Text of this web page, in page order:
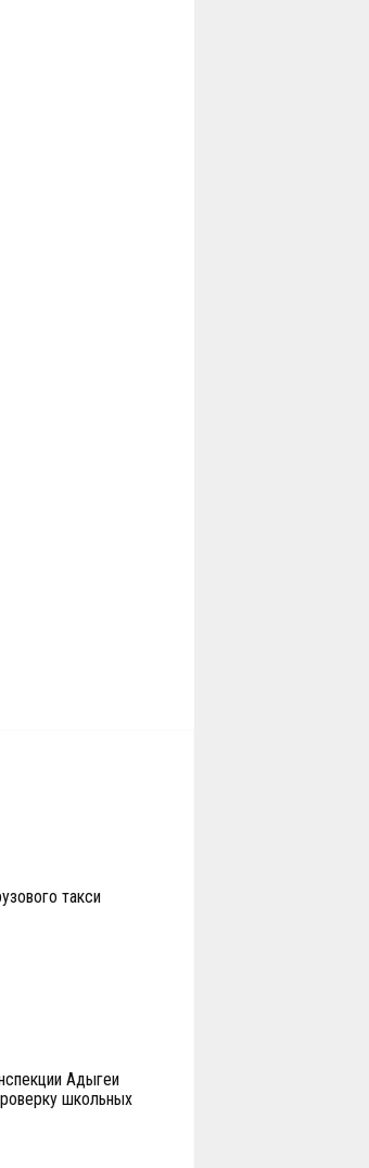
такси
Адыгеи
школьных